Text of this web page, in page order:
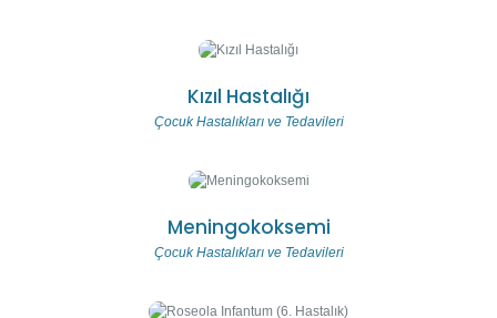
Kızıl Hastalığı
Çocuk Hastalıkları ve Tedavileri
Meningokoksemi
Çocuk Hastalıkları ve Tedavileri